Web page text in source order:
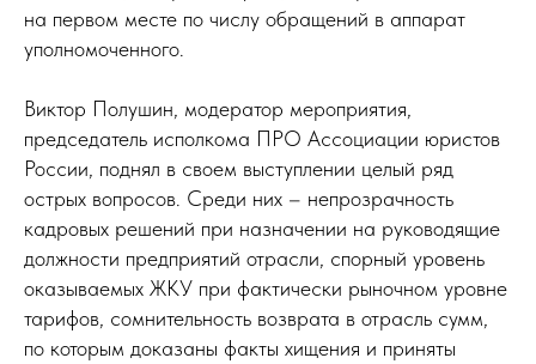
на первом месте по числу обращений в аппарат
уполномоченного.
Виктор Полушин, модератор мероприятия,
председатель исполкома ПРО Ассоциации юристов
России, поднял в своем выступлении целый ряд
острых вопросов. Среди них – непрозрачность
кадровых решений при назначении на руководящие
должности предприятий отрасли, спорный уровень
оказываемых ЖКУ при фактически рыночном уровне
тарифов, сомнительность возврата в отрасль сумм,
по которым доказаны факты хищения и приняты